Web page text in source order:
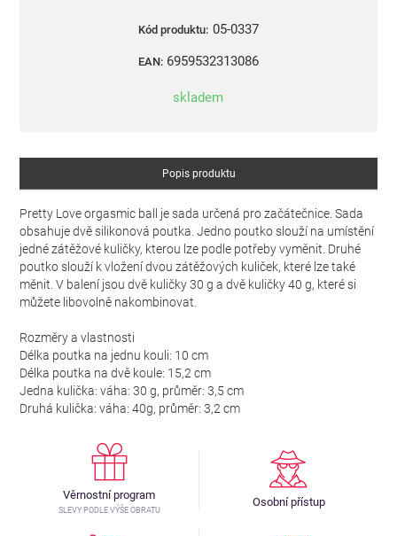
Kód produktu: 05-0337
EAN: 6959532313086
skladem
Popis produktu
Pretty Love orgasmic ball je sada určená pro začátečnice. Sada
obsahuje dvě silikonová poutka. Jedno poutko slouží na umístění
jedné zátěžové kuličky, kterou lze podle potřeby vyměnit. Druhé
poutko slouží k vložení dvou zátěžových kuliček, které lze také
měnit. V balení jsou dvě kuličky 30 g a dvě kuličky 40 g, které si
můžete libovolně nakombinovat.
Rozměry a vlastnosti
Délka poutka na jednu kouli: 10 cm
Délka poutka na dvě koule: 15,2 cm
Jedna kulička: váha: 30 g, průměr: 3,5 cm
Druhá kulička: váha: 40g, průměr: 3,2 cm
Věrnostní program
SLEVY PODLE VÝŠE OBRATU
Osobní přístup